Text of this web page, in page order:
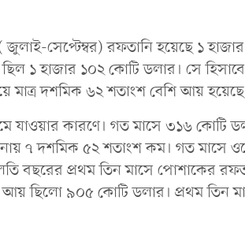
সেপ্টেম্বর) রফতানি হয়েছে ১
১ হাজার ১০২ কোটি ডলার। সে
মাত্র দশমিক ৬২ শতাংশ বেশি আয়
যাওয়ার কারণে। গত মাসে ৩১৬ কোটি
৭ দশমিক ৫২ শতাংশ কম। গত মাসে
বছরের প্রথম তিন মাসে পোশাকের
ছিলো ৯০৫ কোটি ডলার। প্রথম তিন